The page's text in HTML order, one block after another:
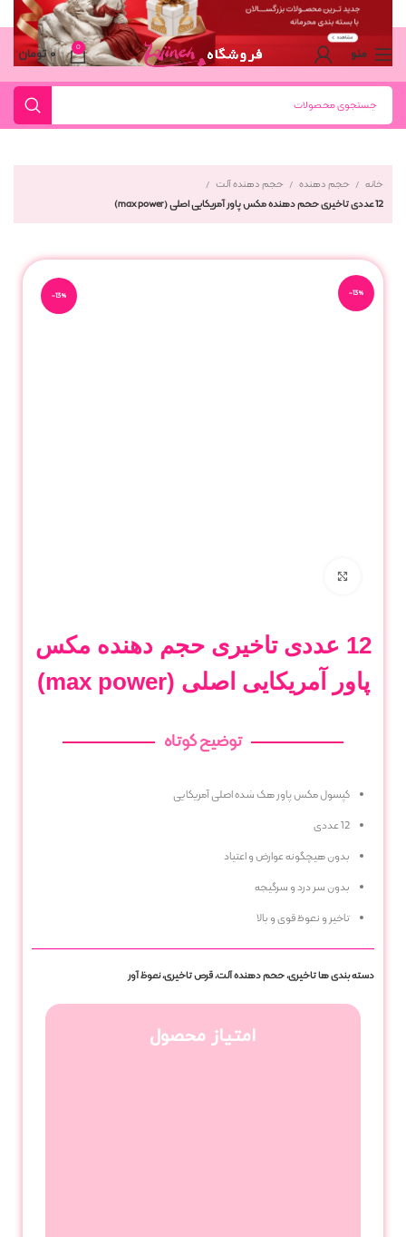
منو 0 ۰ تومان
خانه حجم دهنده
حجم دهنده آلت
12 عددی تاخیری حجم دهنده مکس پاور آمریکایی اصلی (max power)
-13%
-13%
12 عددی تاخیری حجم دهنده مکس
پاور آمریکایی اصلی (max power)
توضیح کوتاه
کپسول مکس پاور هک شده اصلی آمریکایی
12 عددی
بدون هیچگونه عوارض و اعتیاد
بدون سر درد و سرگیجه
تاخیر و نعوظ قوی و بالا
دسته بندی هاتاخیری,حجم دهنده آلت,قرص تاخیری,نعوظ آور
امتیاز محصول